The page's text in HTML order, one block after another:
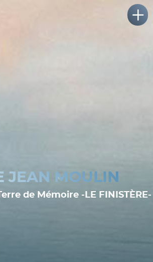
JEAN MOULIN
de Mémoire -LE FINISTÈRE-